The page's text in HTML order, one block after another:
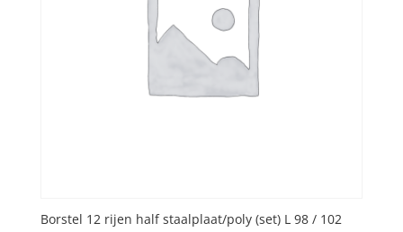
Borstel 12 rijen half staalplaat/poly (set) L 98 / 102